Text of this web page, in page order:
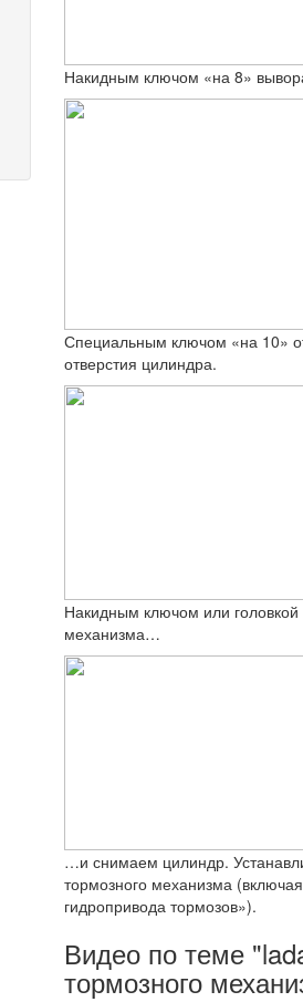
Накидным ключом «на 8»
Специальным ключом «на 10»
отверстия цилиндра.
Накидным ключом или
механизма…
…и снимаем цилиндр.
тормозного механизма
гидропривода тормозов»).
Видео по теме
тормозного